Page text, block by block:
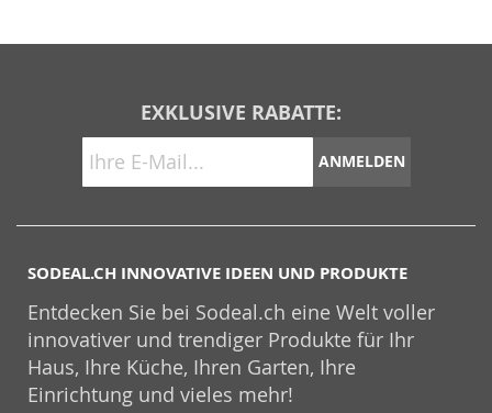
EXKLUSIVE RABATTE:
ANMELDEN
SODEAL.CH INNOVATIVE IDEEN UND PRODUKTE
Entdecken Sie bei Sodeal.ch eine Welt voller
innovativer und trendiger Produkte für Ihr
Haus, Ihre Küche, Ihren Garten, Ihre
Einrichtung und vieles mehr!